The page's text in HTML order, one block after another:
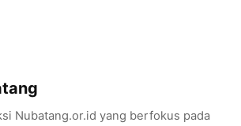
Nubatang.or.id yang berfokus pada